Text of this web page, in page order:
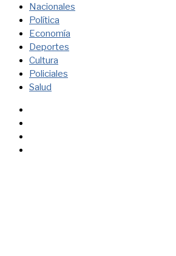
Nacionales
Política
Economía
Deportes
Cultura
Policiales
Salud